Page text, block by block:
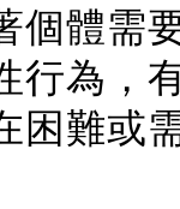
個體需
行為，
困難或